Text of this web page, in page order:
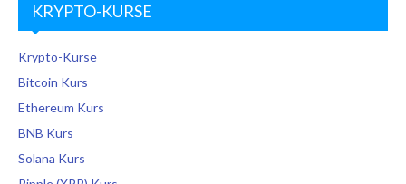
KRYPTO-KURSE
Krypto-Kurse
Bitcoin Kurs
Ethereum Kurs
BNB Kurs
Solana Kurs